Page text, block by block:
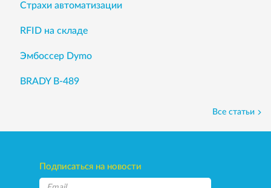
Страхи автоматизации
RFID на складе
Эмбоссер Dymo
BRADY B-489
Все статьи
Подписаться на новости